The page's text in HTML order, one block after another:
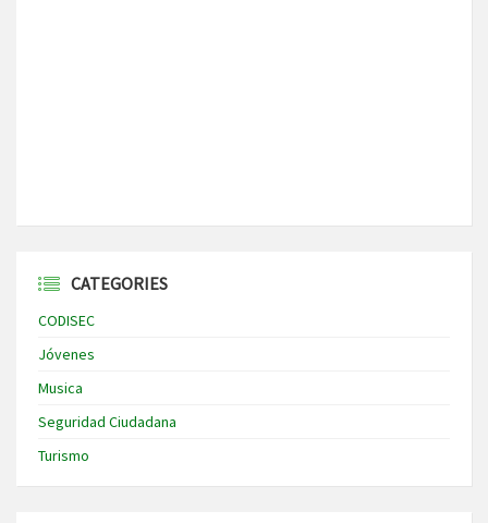
CATEGORIES
CODISEC
Jóvenes
Musica
Seguridad Ciudadana
Turismo